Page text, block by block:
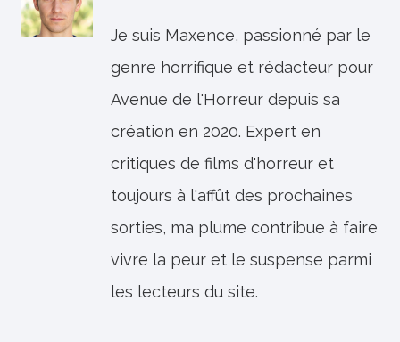
Je suis Maxence, passionné par le
genre horrifique et rédacteur pour
Avenue de l'Horreur depuis sa
création en 2020. Expert en
critiques de films d'horreur et
toujours à l'affût des prochaines
sorties, ma plume contribue à faire
vivre la peur et le suspense parmi
les lecteurs du site.